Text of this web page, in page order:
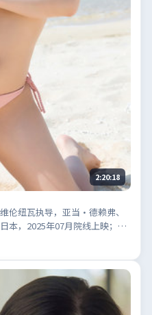
2:20:18
伦纽瓦执导，亚当·德赖弗、
本，2025年07月院线上映；类
活化笑点。适合检索「日本喜